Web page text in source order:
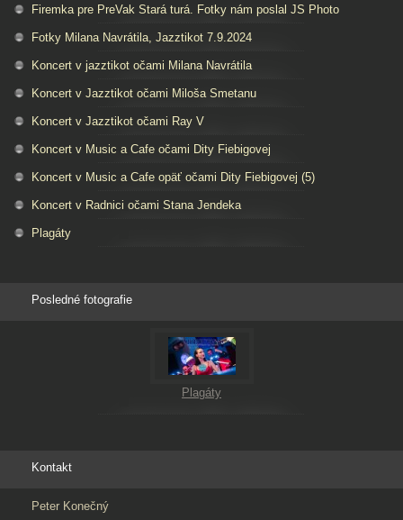
Firemka pre PreVak Stará turá. Fotky nám poslal JS Photo
Fotky Milana Navrátila, Jazztikot 7.9.2024
Koncert v jazztikot očami Milana Navrátila
Koncert v Jazztikot očami Miloša Smetanu
Koncert v Jazztikot očami Ray V
Koncert v Music a Cafe očami Dity Fiebigovej
Koncert v Music a Cafe opäť očami Dity Fiebigovej (5)
Koncert v Radnici očami Stana Jendeka
Plagáty
Posledné fotografie
Plagáty
Kontakt
Peter Konečný